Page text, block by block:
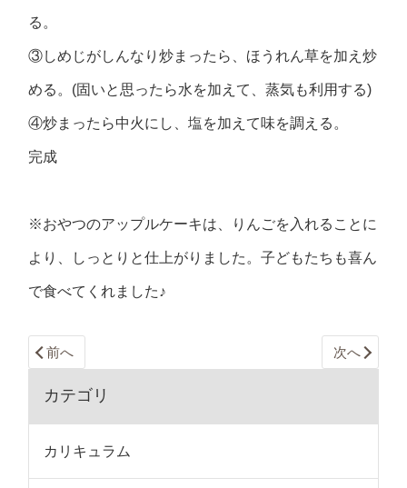
る。
③しめじがしんなり炒まったら、ほうれん草を加え炒
める。(固いと思ったら水を加えて、蒸気も利用する)
④炒まったら中火にし、塩を加えて味を調える。
完成
※おやつのアップルケーキは、りんごを入れることに
より、しっとりと仕上がりました。子どもたちも喜ん
で食べてくれました♪
前へ 次へ
カテゴリ
カリキュラム